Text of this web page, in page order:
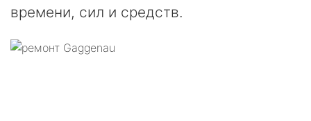
времени, сил и средств.